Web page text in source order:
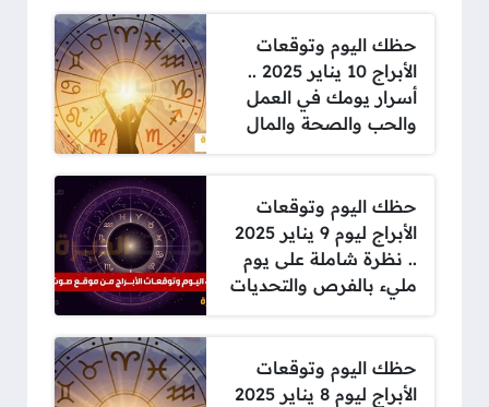
حظك اليوم وتوقعات
الأبراج 10 يناير 2025 ..
أسرار يومك في العمل
والحب والصحة والمال
حظك اليوم وتوقعات
الأبراج ليوم 9 يناير 2025
.. نظرة شاملة على يوم
مليء بالفرص والتحديات
حظك اليوم وتوقعات
الأبراج ليوم 8 يناير 2025